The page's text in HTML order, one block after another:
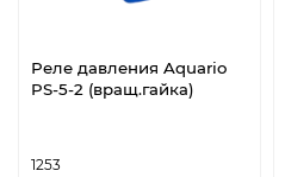
Реле давления Aquario
PS-5-2 (вращ.гайка)
1253